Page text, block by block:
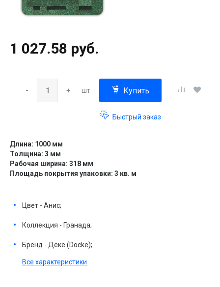
1 027.58 руб.
- + шт Купить
Быстрый заказ
Длина: 1000 мм
Толщина: 3 мм
Рабочая ширина: 318 мм
Площадь покрытия упаковки: 3 кв. м
Цвет - Анис;
Коллекция - Гранада;
Бренд - Дёке (Docke);
Все характеристики